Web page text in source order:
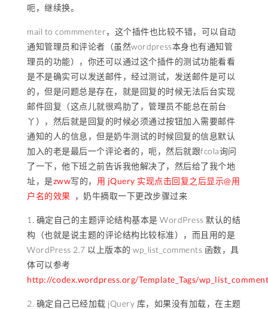
呃，继续换。
mail to commmenter，这个插件也比较不错，可以自动
通知管理员和评论者（虽然wordpress本身也有通知管
理员的功能），你还可以通过这个插件的测试功能看看
是不是确实可以发送邮件，经过测试，发送邮件是可以
的，但是问题总是存在，就是回复的时候无法后台实现
邮件回复（这点儿就很鸡肋了，管理员不能总在前台
丫），然后就是回复的时候必须通过按钮加入需要邮件
通知的人的信息，但是奶牛测试的时候回复的信息默认
加入的老是最后一个评论者的，呃，然后就跟fcola询问
了一下，他下班之前告诉我他解决了，然后给了我个地
址，是zww写的， 用 jQuery 实现点击回复之后显示@用
户名的效果 ，奶牛摘取一下更改步骤过来
1. 确定自己的主题评论结构基本是 WordPress 默认的结
构（也就是说主题的评论结构比较标准），而且用的是
WordPress 2.7 以上版本的 wp_list_comments 函数，具
体可以参考
http://codex.wordpress.org/Template_Tags/
2. 确定自己已经加载 jQuery 库，如果没有加载，在主题